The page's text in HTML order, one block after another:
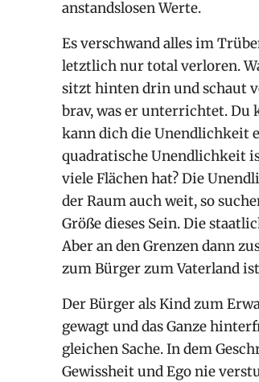
anstandslosen Werte.
Es verschwand alles im
letztlich nur total verloren.
sitzt hinten drin und schaut
brav, was er unterrichtet. Du
kann dich die Unendlichkeit
quadratische Unendlichkeit
viele Flächen hat? Die
der Raum auch weit, so
Größe dieses Sein. Die
Aber an den Grenzen dann
zum Bürger zum Vaterland
Der Bürger als Kind zum
gewagt und das Ganze
gleichen Sache. In dem
Gewissheit und Ego nie